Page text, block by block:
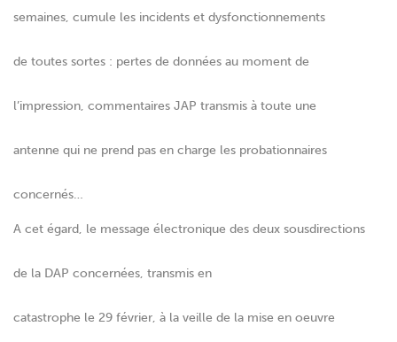
semaines, cumule les incidents et dysfonctionnements
de toutes sortes : pertes de données au moment de
l’impression, commentaires JAP transmis à toute une
antenne qui ne prend pas en charge les probationnaires
concernés…
A cet égard, le message électronique des deux sousdirections
de la DAP concernées, transmis en
catastrophe le 29 février, à la veille de la mise en oeuvre